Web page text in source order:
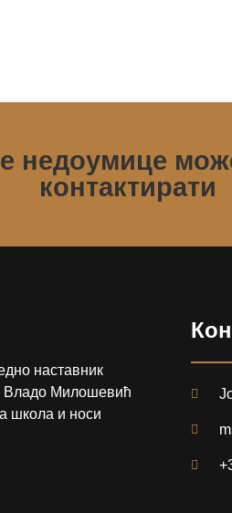
недоумице
контактирати
наставник
Владо Милошевић
школа и носи